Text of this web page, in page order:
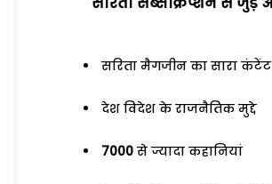
सरिता मैगजीन का सारा कंटेंट
देश विदेश के राजनैतिक मुद्दे
7000 से ज्यादा कहानियां